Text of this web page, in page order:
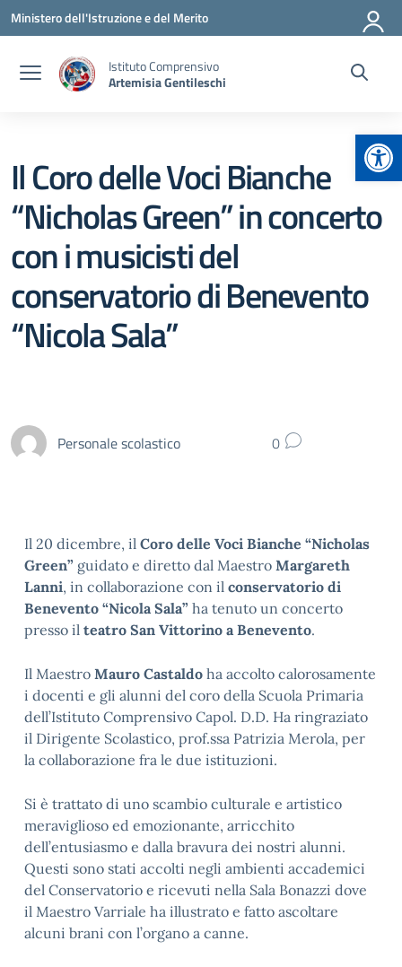
Vai ai contenuti
Vai al menu di navigazione
Vai al footer
Ministero dell'Istruzione e del Merito
Istituto Comprensivo
Artemisia Gentileschi
Il Coro delle Voci Bianche
“Nicholas Green” in concerto
con i musicisti del
conservatorio di Benevento
“Nicola Sala”
Personale scolastico 0
Il 20 dicembre, il Coro delle Voci Bianche “Nicholas
Green” guidato e diretto dal Maestro Margareth
Lanni, in collaborazione con il conservatorio di
Benevento “Nicola Sala” ha tenuto un concerto
presso il teatro San Vittorino a Benevento.
Il Maestro Mauro Castaldo ha accolto calorosamente
i docenti e gli alunni del coro della Scuola Primaria
dell’Istituto Comprensivo Capol. D.D. Ha ringraziato
il Dirigente Scolastico, prof.ssa Patrizia Merola, per
la collaborazione fra le due istituzioni.
Si è trattato di uno scambio culturale e artistico
meraviglioso ed emozionante, arricchito
dell’entusiasmo e dalla bravura dei nostri alunni.
Questi sono stati accolti negli ambienti accademici
del Conservatorio e ricevuti nella Sala Bonazzi dove
il Maestro Varriale ha illustrato e fatto ascoltare
alcuni brani con l’organo a canne.